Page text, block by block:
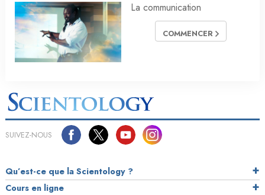
La communication
COMMENCER
SUIVEZ-NOUS
Qu’est-ce que la Scientology ?
Cours en ligne